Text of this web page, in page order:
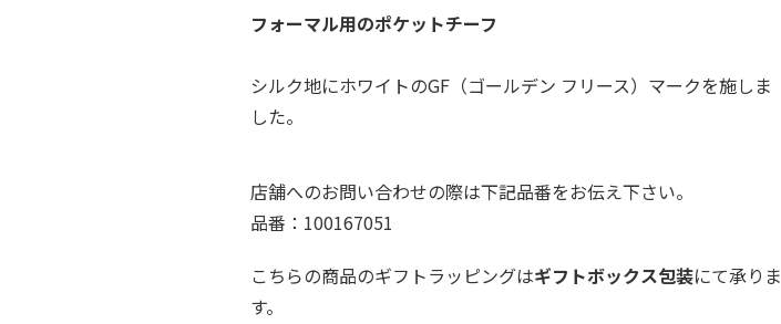
フォーマル用のポケットチーフ
シルク地にホワイトのGF（ゴールデン フリース）マークを施しま
した。
店舗へのお問い合わせの際は下記品番をお伝え下さい。
品番：100167051
こちらの商品のギフトラッピングはギフトボックス包装にて承りま
す。